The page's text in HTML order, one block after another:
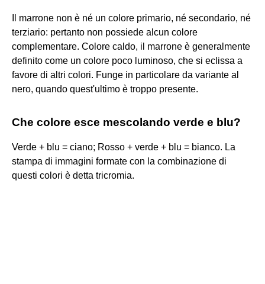
Il marrone non è né un colore primario, né secondario, né
terziario: pertanto non possiede alcun colore
complementare. Colore caldo, il marrone è generalmente
definito come un colore poco luminoso, che si eclissa a
favore di altri colori. Funge in particolare da variante al
nero, quando quest'ultimo è troppo presente.
Che colore esce mescolando verde e blu?
Verde + blu = ciano; Rosso + verde + blu = bianco. La
stampa di immagini formate con la combinazione di
questi colori è detta tricromia.